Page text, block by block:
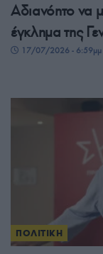
Αδιανόητο να
έγκλημα της
17/07/2026 - 6:59μμ
ΠΟΛΙΤΙΚΗ